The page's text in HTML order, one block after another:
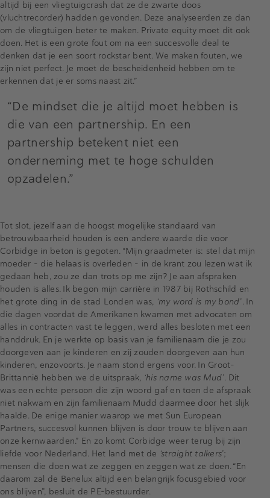
altijd bij een vliegtuigcrash dat ze de zwarte doos
(vluchtrecorder) hadden gevonden. Deze analyseerden ze dan
om de vliegtuigen beter te maken. Private equity moet dit ook
doen. Het is een grote fout om na een succesvolle deal te
denken dat je een soort rockstar bent. We maken fouten, we
zijn niet perfect. Je moet de bescheidenheid hebben om te
erkennen dat je er soms naast zit.”
“De mindset die je altijd moet hebben is
die van een partnership. En een
partnership betekent niet een
onderneming met te hoge schulden
opzadelen.”
Tot slot, jezelf aan de hoogst mogelijke standaard van
betrouwbaarheid houden is een andere waarde die voor
Corbidge in beton is gegoten. “Mijn graadmeter is: stel dat mijn
moeder – die helaas is overleden – in de krant zou lezen wat ik
gedaan heb, zou ze dan trots op me zijn? Je aan afspraken
houden is alles. Ik begon mijn carrière in 1987 bij Rothschild en
het grote ding in de stad Londen was, ‘my word is my bond’. In
die dagen voordat de Amerikanen kwamen met advocaten om
alles in contracten vast te leggen, werd alles besloten met een
handdruk. En je werkte op basis van je familienaam die je zou
doorgeven aan je kinderen en zij zouden doorgeven aan hun
kinderen, enzovoorts. Je naam stond ergens voor. In Groot-
Brittannië hebben we de uitspraak, ‘his name was Mud’. Dit
was een echte persoon die zijn woord gaf en toen de afspraak
niet nakwam en zijn familienaam Mudd daarmee door het slijk
haalde. De enige manier waarop we met Sun European
Partners, succesvol kunnen blijven is door trouw te blijven aan
onze kernwaarden.” En zo komt Corbidge weer terug bij zijn
liefde voor Nederland. Het land met de ‘straight talkers’;
mensen die doen wat ze zeggen en zeggen wat ze doen. “En
daarom zal de Benelux altijd een belangrijk focusgebied voor
ons blijven”, besluit de PE-bestuurder.